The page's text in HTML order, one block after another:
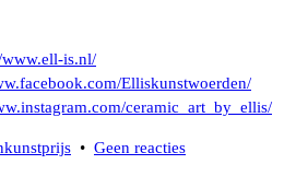
www.ell-is.nl/
Elliskunstwoerden/
ceramic_art_by_ellis/
• Geen reactiesop